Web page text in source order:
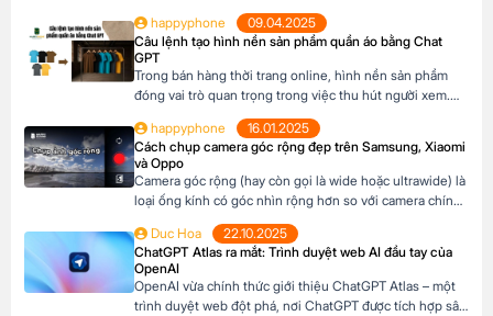
theo loại hình ảnh mà có những app chỉnh ảnh khác
nhau. Dưới đây là top 10 app chỉnh ảnh miễn phí trên di
động có thể tham khảo: Mục lục1 App […]
happyphone
09.04.2025
Câu lệnh tạo hình nền sản phẩm quần áo bằng Chat
GPT
Trong bán hàng thời trang online, hình nền sản phẩm
đóng vai trò quan trọng trong việc thu hút người xem.
Thay vì mất thời gian setup hoặc thuê thiết kế, bạn có
thể dùng ChatGPT để tạo câu lệnh (prompt) cho các
công cụ AI như Midjourney, DALL·E hay Bing Image
Creator, giúp tạo […]
happyphone
16.01.2025
Cách chụp camera góc rộng đẹp trên Samsung, Xiaomi
và Oppo
Camera góc rộng (hay còn gọi là wide hoặc ultrawide) là
loại ống kính có góc nhìn rộng hơn so với camera chính.
Điều này cho phép thu được nhiều chi tiết hơn trong
một khung hình, tạo hiệu ứng không gian rộng lớn và ấn
tượng. Thường được dùng để thu trọn vẻ đẹp […]
Duc Hoa
22.10.2025
ChatGPT Atlas ra mắt: Trình duyệt web AI đầu tay của
OpenAI
OpenAI vừa chính thức giới thiệu ChatGPT Atlas – một
trình duyệt web đột phá, nơi ChatGPT được tích hợp sâu